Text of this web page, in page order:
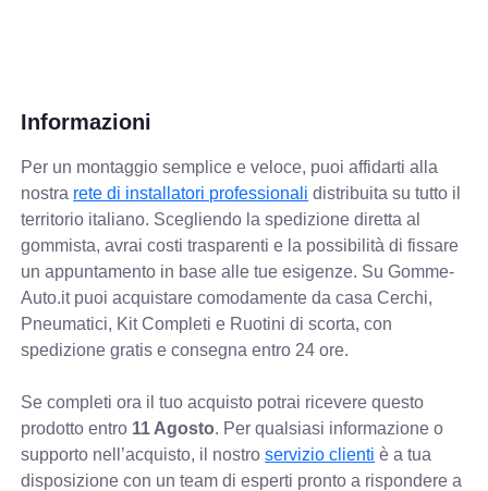
Informazioni
Per un montaggio semplice e veloce, puoi affidarti alla
nostra rete di installatori professionali distribuita su tutto il
territorio italiano. Scegliendo la spedizione diretta al
gommista, avrai costi trasparenti e la possibilità di fissare
un appuntamento in base alle tue esigenze. Su Gomme-
Auto.it puoi acquistare comodamente da casa Cerchi,
Pneumatici, Kit Completi e Ruotini di scorta, con
spedizione gratis e consegna entro 24 ore.
Se completi ora il tuo acquisto potrai ricevere questo
prodotto entro 11 Agosto. Per qualsiasi informazione o
supporto nell’acquisto, il nostroservizio clienti è a tua
disposizione con un team di esperti pronto a rispondere a